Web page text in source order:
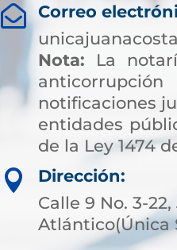

Correo
Nota: La
notificaciones
entidades
de la Ley 1474

Dirección:
Calle 9 No. 3-
Atlántico(Única